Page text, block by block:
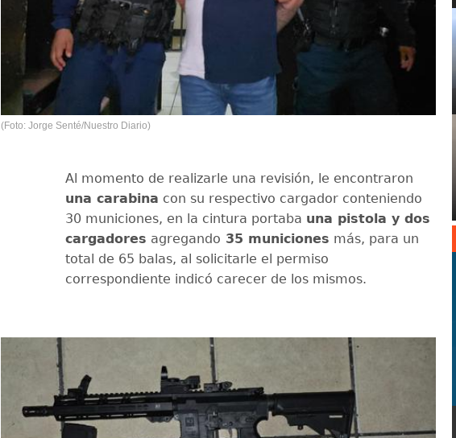
(Foto: Jorge Senté/Nuestro Diario)
Al momento de realizarle una revisión, le encontraron
una carabina con su respectivo cargador conteniendo
30 municiones, en la cintura portaba una pistola y dos
cargadores agregando 35 municiones más, para un
total de 65 balas, al solicitarle el permiso
correspondiente indicó carecer de los mismos.